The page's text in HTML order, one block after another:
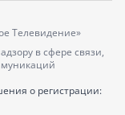
Телевидение»
в сфере связи,
о регистрации: